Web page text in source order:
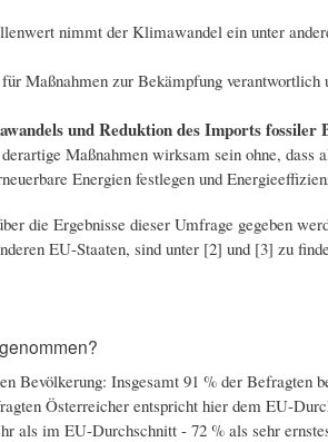
nimmt der Klimawandel ein unter
Maßnahmen zur Bekämpfung verantwortlich
und Reduktion des Imports fossiler
Maßnahmen wirksam sein ohne, dass
Energien festlegen und
die Ergebnisse dieser Umfrage gegeben
EU-Staaten, sind unter [2] und [3] zu
Bevölkerung: Insgesamt 91 % der Befragten
Österreicher entspricht hier dem EU-
als im EU-Durchschnitt - 72 % als sehr